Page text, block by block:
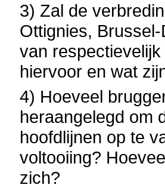
3) Zal de
Ottignies,
van
hiervoor en wat
4) Hoeveel
heraangelegd om
hoofdlijnen op te
voltooiing?
zich?